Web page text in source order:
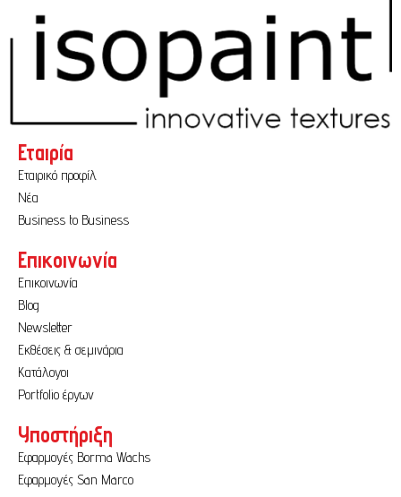
Εταιρία
Εταιρικό προφίλ
Νέα
Business to Business
Επικοινωνία
Επικοινωνία
Blog
Newsletter
Εκθέσεις & σεμινάρια
Κατάλογοι
Portfolio έργων
Υποστήριξη
Εφαρμογές Borma Wachs
Εφαρμογές San Marco